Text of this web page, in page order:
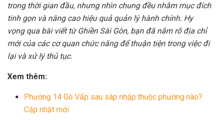
trong thời gian đầu, nhưng nhìn chung đều nhằm mục đích
tinh gọn và nâng cao hiệu quả quản lý hành chính. Hy
vọng qua bài viết từ Ghiền Sài Gòn, bạn đã nắm rõ địa chỉ
mới của các cơ quan chức năng để thuận tiện trong việc đi
lại và xử lý thủ tục.
Xem thêm:
Phường 14 Gò Vấp sau sáp nhập thuộc phường nào?
Cập nhật mới